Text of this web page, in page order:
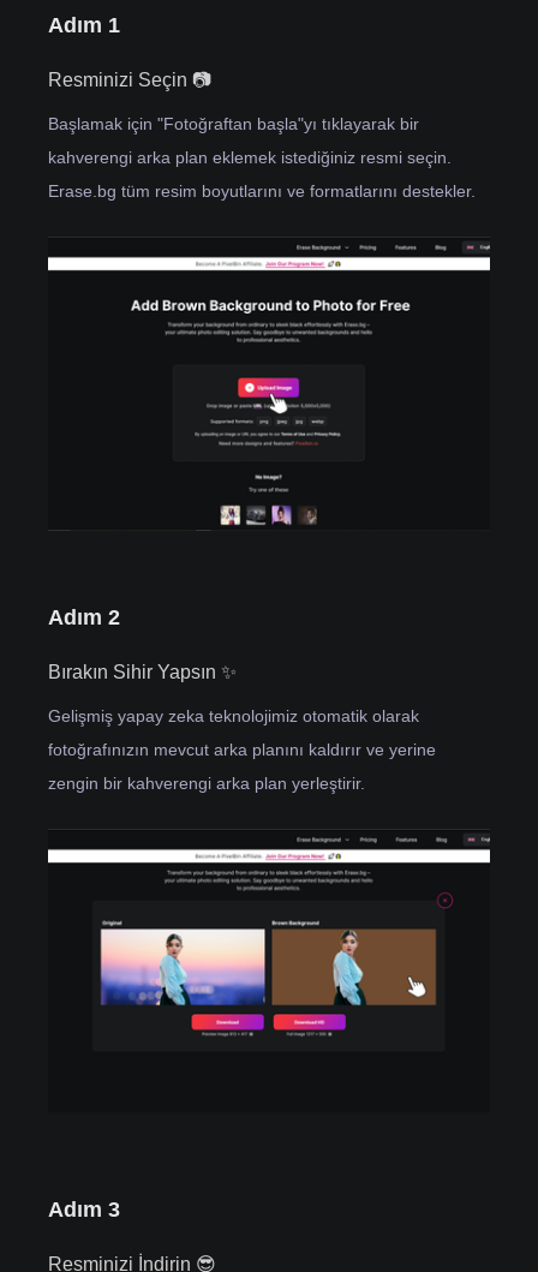
Adım 1
Resminizi Seçin 📷
Başlamak için "Fotoğraftan başla"yı tıklayarak bir
kahverengi arka plan eklemek istediğiniz resmi seçin.
Erase.bg tüm resim boyutlarını ve formatlarını destekler.
Adım 2
Bırakın Sihir Yapsın ✨
Gelişmiş yapay zeka teknolojimiz otomatik olarak
fotoğrafınızın mevcut arka planını kaldırır ve yerine
zengin bir kahverengi arka plan yerleştirir.
Adım 3
Resminizi İndirin 😎